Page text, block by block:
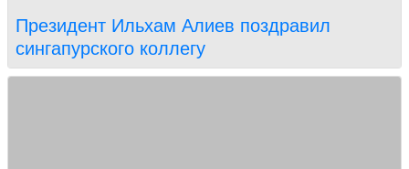
Президент Ильхам Алиев поздравил
сингапурского коллегу